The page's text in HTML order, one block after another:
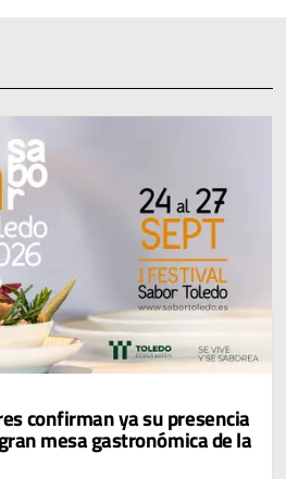
confirman ya su presencia
gran mesa gastronómica de la